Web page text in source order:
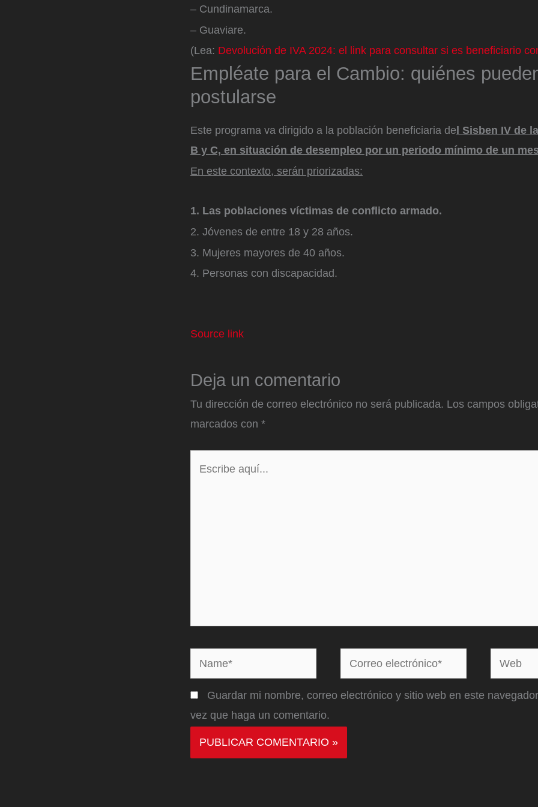
– Cundinamarca.
– Guaviare.
(Lea: Devolución de IVA 2024: el link para consultar si es beneficiario
Empléate para el Cambio: quiénes
postularse
Este programa va dirigido a la población beneficiaria de l Sisben IV de
B y C, en situación de desempleo por un periodo mínimo de un
En este contexto, serán priorizadas:
1. Las poblaciones víctimas de conflicto armado.
2. Jóvenes de entre 18 y 28 años.
3. Mujeres mayores de 40 años.
4. Personas con discapacidad.
Source link
Deja un comentario
Tu dirección de correo electrónico no será publicada. Los campos
marcados con *
Name*
Correo
electrónico*
Web
Guardar mi nombre, correo electrónico y sitio web en este
vez que haga un comentario.